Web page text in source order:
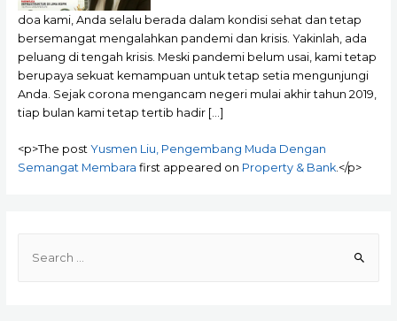
doa kami, Anda selalu berada dalam kondisi sehat dan tetap
bersemangat mengalahkan pandemi dan krisis. Yakinlah, ada
peluang di tengah krisis. Meski pandemi belum usai, kami tetap
berupaya sekuat kemampuan untuk tetap setia mengunjungi
Anda. Sejak corona mengancam negeri mulai akhir tahun 2019,
tiap bulan kami tetap tertib hadir […]
<p>The post Yusmen Liu, Pengembang Muda Dengan
Semangat Membara first appeared on Property & Bank.</p>